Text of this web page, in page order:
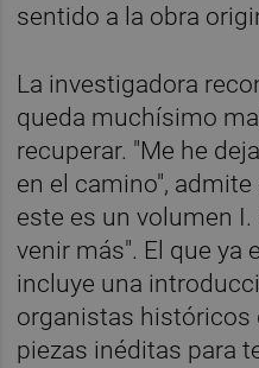
sentido a la obra
La investigadora
queda muchísimo
recuperar. "Me he
en el camino",
este es un volumen
venir más". El que ya
incluye una
organistas históricos
piezas inéditas para